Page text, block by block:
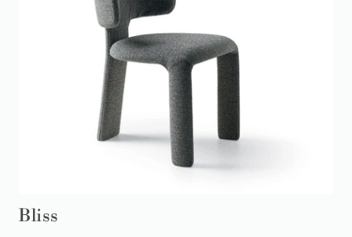
Bliss